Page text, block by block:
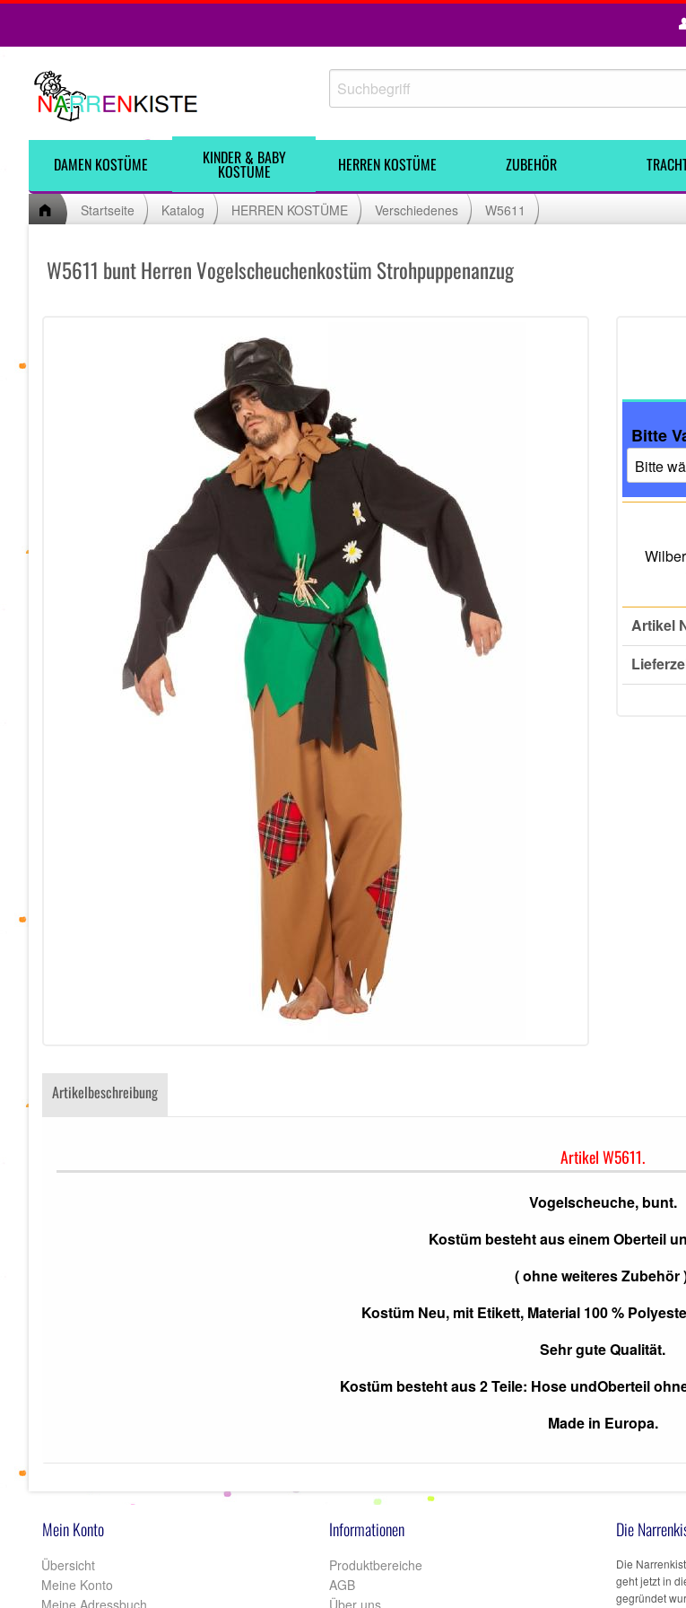
DAMEN KOSTÜME KINDER & BABY
KOSTÜME HERREN KOSTÜME ZUBEHÖR
Startseite Katalog HERREN KOSTÜME Verschiedenes W5611
W5611 bunt Herren Vogelscheuchenkostüm Strohpuppenanzug
Bitte
Artikel
Artikelbeschreibung
ArtikelW5611.
Vogelscheuche, bunt.
Kostüm besteht aus einem Oberteil
( ohne weiteres Zubehör
Kostüm Neu, mit Etikett, Material 100 %
Sehr gute Qualität.
Kostüm besteht aus 2 Teile: Hose undOberteil
Made in Europa.
Mein Konto
Übersicht
Meine Konto
Meine Adressbuch
Informationen
Produktbereiche
AGB
Über uns
Die
Die
geht jetzt in
gegründet